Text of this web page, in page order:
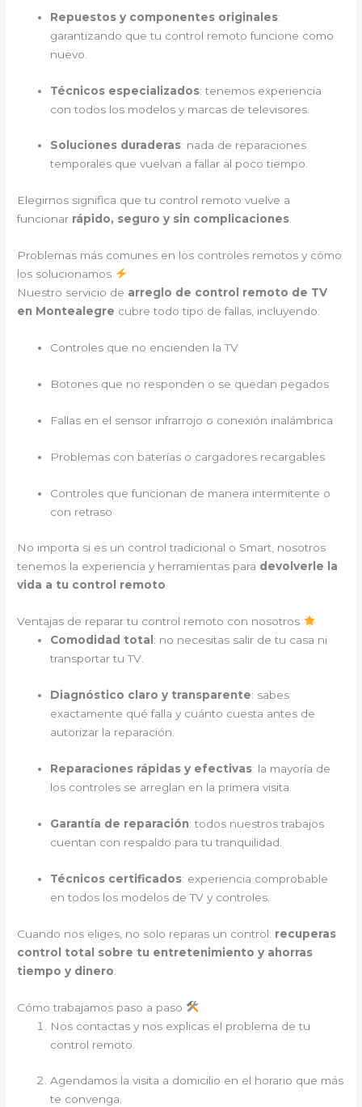
Repuestos y componentes originales:
garantizando que tu control remoto funcione como
nuevo.
Técnicos especializados: tenemos experiencia
con todos los modelos y marcas de televisores.
Soluciones duraderas: nada de reparaciones
temporales que vuelvan a fallar al poco tiempo.
Elegirnos significa que tu control remoto vuelve a
funcionar rápido, seguro y sin complicaciones.
Problemas más comunes en los controles remotos y cómo
los solucionamos
Nuestro servicio de arreglo de control remoto de TV
en Montealegre cubre todo tipo de fallas, incluyendo:
Controles que no encienden la TV
Botones que no responden o se quedan pegados
Fallas en el sensor infrarrojo o conexión inalámbrica
Problemas con baterías o cargadores recargables
Controles que funcionan de manera intermitente o
con retraso
No importa si es un control tradicional o Smart, nosotros
tenemos la experiencia y herramientas para devolverle la
vida a tu control remoto.
Ventajas de reparar tu control remoto con nosotros
Comodidad total : no necesitas salir de tu casa ni
transportar tu TV.
Diagnóstico claro y transparente: sabes
exactamente qué falla y cuánto cuesta antes de
autorizar la reparación.
Reparaciones rápidas y efectivas: la mayoría de
los controles se arreglan en la primera visita.
Garantía de reparación: todos nuestros trabajos
cuentan con respaldo para tu tranquilidad.
Técnicos certificados: experiencia comprobable
en todos los modelos de TV y controles.
Cuando nos eliges, no solo reparas un control: recuperas
control total sobre tu entretenimiento y ahorras
tiempo y dinero
Cómo trabajamos paso a paso
Nos contactas y nos explicas el problema de tu
control remoto.
Agendamos la visita a domicilio en el horario que más
te convenga.